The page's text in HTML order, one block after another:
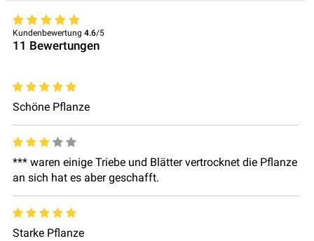
Kundenbewertung 4.6/5
11 Bewertungen
Schöne Pflanze
*** waren einige Triebe und Blätter vertrocknet die Pflanze
an sich hat es aber geschafft.
Starke Pflanze